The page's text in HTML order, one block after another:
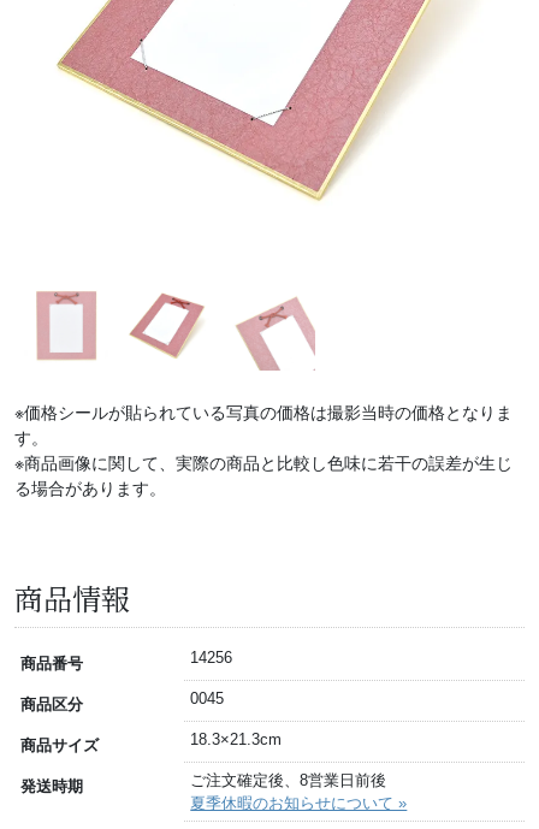
※価格シールが貼られている写真の価格は撮影当時の価格となりま
す。
※商品画像に関して、実際の商品と比較し色味に若干の誤差が生じ
る場合があります。
商品情報
商品番号 14256
商品区分 0045
商品サイズ 18.3×21.3cm
発送時期
ご注文確定後、8営業日前後
夏季休暇のお知らせについて »